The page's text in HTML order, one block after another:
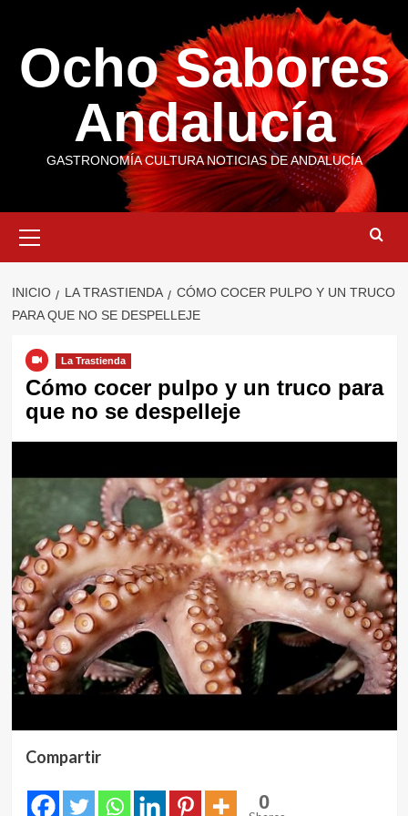
contenido
Ocho Sabores
Andalucía
GASTRONOMÍA CULTURA NOTICIAS DE ANDALUCÍA
primario
INICIO LA TRASTIENDA
CÓMO COCER PULPO Y UN TRUCO
PARA QUE NO SE DESPELLEJE
La Trastienda
Cómo cocer pulpo y un truco para
que no se despelleje
Compartir
0